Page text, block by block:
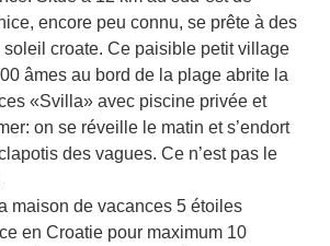
encore peu connu, se prête à des
croate. Ce paisible petit village
âmes au bord de la plage abrite la
«Svilla» avec piscine privée et
on se réveille le matin et s’endort
des vagues. Ce n’est pas le
maison de vacances 5 étoiles
en Croatie pour maximum 10